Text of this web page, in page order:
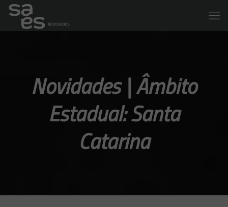
Novidades | Âmbito
Estadual: Santa
Catarina